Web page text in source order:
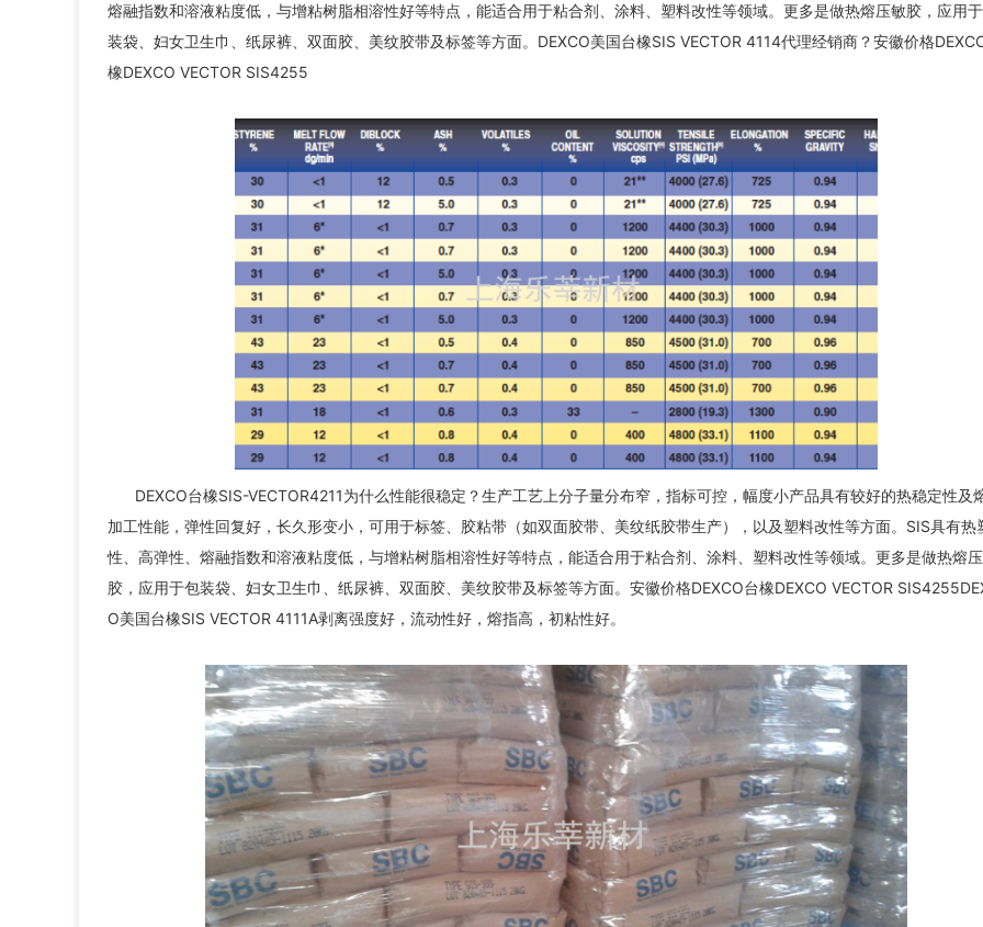
熔融指数和溶液粘度低，与增粘树脂相溶性好等特点，能适合用于粘合剂、涂料、塑料改性等领域。更多是做热熔压敏胶，应用
装袋、妇女卫生巾、纸尿裤、双面胶、美纹胶带及标签等方面。DEXCO美国台橡SIS VECTOR 4114代理经销商？安徽价格
橡DEXCO VECTOR SIS4255
DEXCO台橡SIS-VECTOR4211为什么性能很稳定？生产工艺上分子量分布窄，指标可控，幅度小产品具有较好的热稳定性及
加工性能，弹性回复好，长久形变小，可用于标签、胶粘带（如双面胶带、美纹纸胶带生产），以及塑料改性等方面。SIS具有热
性、高弹性、熔融指数和溶液粘度低，与增粘树脂相溶性好等特点，能适合用于粘合剂、涂料、塑料改性等领域。更多是做热熔
胶，应用于包装袋、妇女卫生巾、纸尿裤、双面胶、美纹胶带及标签等方面。安徽价格DEXCO台橡DEXCO VECTOR
O美国台橡SIS VECTOR 4111A剥离强度好，流动性好，熔指高，初粘性好。